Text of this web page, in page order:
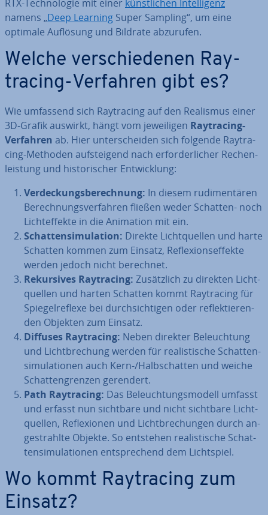
RTX-Tech­no­lo­gie mit einer künst­li­chen In­tel­li­genz
namens „Deep Learning Super Sampling“, um eine
optimale Auflösung und Bildrate abzurufen.
Welche ver­schie­de­nen Ray­
tra­cing-Verfahren gibt es?
Wie umfassend sich Ray­tra­cing auf den Realismus einer
3D-Grafik auswirkt, hängt vom je­wei­li­gen Ray­tra­cing-
Verfahren ab. Hier un­ter­schei­den sich folgende Ray­tra­
cing-Methoden auf­stei­gend nach er­for­der­li­cher Re­chen­
leis­tung und his­to­ri­scher Ent­wick­lung:
Ver­de­ckungs­be­rech­nung: In diesem ru­di­men­tä­ren
Be­rech­nungs­ver­fah­ren fließen weder Schatten- noch
Licht­ef­fek­te in die Animation mit ein.
Schat­ten­si­mu­la­ti­on: Direkte Licht­quel­len und harte
Schatten kommen zum Einsatz, Re­fle­xi­ons­ef­fek­te
werden jedoch nicht berechnet.
Re­kur­si­ves Ray­tra­cing: Zu­sätz­lich zu direkten Licht­
quel­len und harten Schatten kommt Ray­tra­cing für
Spie­gel­re­fle­xe bei durch­sich­ti­gen oder re­flek­tie­ren­
den Objekten zum Einsatz.
Diffuses Ray­tra­cing: Neben direkter Be­leuch­tung
und Licht­bre­chung werden für rea­lis­ti­sche Schat­ten­
si­mu­la­tio­nen auch Kern-/Halb­schat­ten und weiche
Schat­ten­gren­zen gerendert.
Path Ray­tra­cing: Das Be­leuch­tungs­mo­dell umfasst
und erfasst nun sichtbare und nicht sichtbare Licht­
quel­len, Re­fle­xio­nen und Licht­bre­chun­gen durch an­
ge­strahl­te Objekte. So entstehen rea­lis­ti­sche Schat­
ten­si­mu­la­tio­nen ent­spre­chend dem Licht­spiel.
Wo kommt Ray­tra­cing zum
Einsatz?